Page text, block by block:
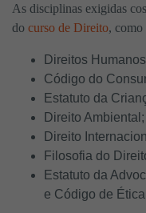
As disciplinas exigidas
do curso de Direito, como
Direitos
Código do
Estatuto da
Direito Ambiental;
Direito
Filosofia do
Estatuto da
e Código de